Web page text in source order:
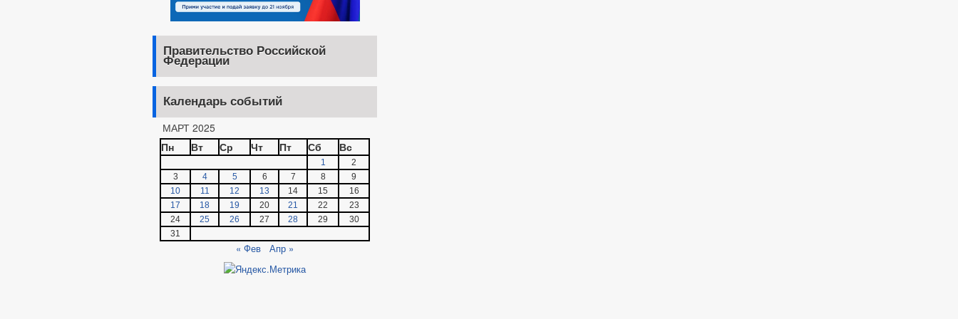
Правительство Российской
Федерации
Календарь событий
МАРТ 2025
Пн
Вт Ср Чт Пт Сб Вс
1
2
3
4 5 6 7 8
9
10
11 12 13 14 15
16
17
18 19 20 21 22
23
24
25 26 27 28 29
30
31
« Фев Апр »